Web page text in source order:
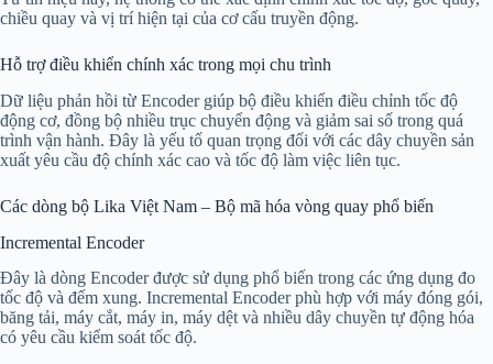
chiều quay và vị trí hiện tại của cơ cấu truyền động.
Hỗ trợ điều khiển chính xác trong mọi chu trình
Dữ liệu phản hồi từ Encoder giúp bộ điều khiển điều chỉnh tốc độ
động cơ, đồng bộ nhiều trục chuyển động và giảm sai số trong quá
trình vận hành. Đây là yếu tố quan trọng đối với các dây chuyền sản
xuất yêu cầu độ chính xác cao và tốc độ làm việc liên tục.
Các dòng bộ Lika Việt Nam – Bộ mã hóa vòng quay phổ biến
Incremental Encoder
Đây là dòng Encoder được sử dụng phổ biến trong các ứng dụng đo
tốc độ và đếm xung. Incremental Encoder phù hợp với máy đóng gói,
băng tải, máy cắt, máy in, máy dệt và nhiều dây chuyền tự động hóa
có yêu cầu kiểm soát tốc độ.